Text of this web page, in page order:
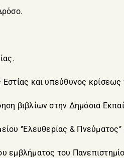
και υπεύθυνος
βιβλίων στην Δημόσια
‘’Ελευθερίας &
εμβλήματος του